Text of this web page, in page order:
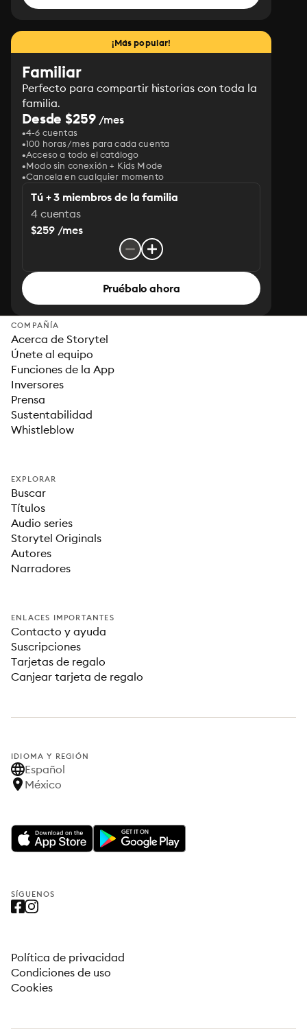
¡Más popular!
Familiar
Perfecto para compartir historias con toda la
familia.
Desde $259/mes
4-6 cuentas
100 horas/mes para cada cuenta
Acceso a todo el catálogo
Modo sin conexión + Kids Mode
Cancela en cualquier momento
Tú + 3 miembros de la familia
4 cuentas
$259 /mes
Pruébalo ahora
COMPAÑÍA
Acerca de Storytel
Únete al equipo
Funciones de la App
Inversores
Prensa
Sustentabilidad
Whistleblow
EXPLORAR
Buscar
Títulos
Audio series
Storytel Originals
Autores
Narradores
ENLACES IMPORTANTES
Contacto y ayuda
Suscripciones
Tarjetas de regalo
Canjear tarjeta de regalo
IDIOMA Y REGIÓN
Español
México
SÍGUENOS
Política de privacidad
Condiciones de uso
Cookies